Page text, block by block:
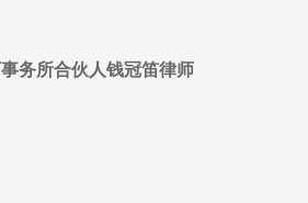
务所合伙人钱冠笛律师